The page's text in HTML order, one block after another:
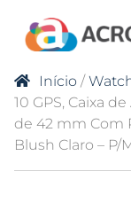
Início /
10 GPS, Caixa
de 42 mm Com
Blush Claro – P/